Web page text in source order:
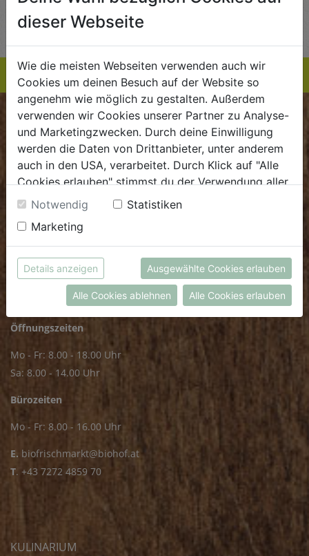
EINKAUFSLISTE
BIOKISTE
Kundenservice
Mo - Do: 8.00 - 16.00 Uhr
Fr: 8.00 - 15.00 Uhr
.dieBiokiste@biohof.at
T.+43 7272 2597
FRISCHMARKT
Öffnungszeiten
Mo - Fr: 8.00 - 18.00 Uhr
Sa: 8.00 - 14.00 Uhr
Bürozeiten
Mo - Fr: 8.00 - 16.00 Uhr
E. biofrischmarkt@biohof.at
T. +43 7272 4859 70
KULINARIUM
dieser Webseite
Wie die meisten Webseiten verwenden auch wir
Cookies um deinen Besuch auf der Website so
angenehm wie möglich zu gestalten. Außerdem
verwenden wir Cookies unserer Partner zu Analyse-
und Marketingzwecken. Durch deine Einwilligung
werden die Daten von Drittanbieter, unter anderem
auch in den USA, verarbeitet. Durch Klick auf "Alle
Cookies erlauben" stimmst du der Verwendung aller
Cookies zu. Unter "Details anzeigen" findest du alle
Infos zu den unterschiedlichen Cookies, du kannst
auch entscheiden, welche Cookies du erlauben
möchtest.
Weitere Informationen findest du in unserer
Datenschutzerklärung
bzw. imImpressum
Notwendig
Statistiken
Marketing
Details anzeigen Ausgewählte Cookies erlauben
Alle Cookies ablehnen Alle Cookies erlauben